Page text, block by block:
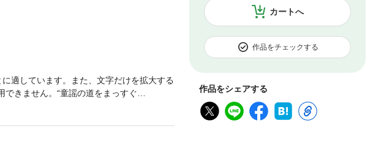
カートへ
作品をチェックする
作品をシェアする
適しています。また、文字だけを拡大する
きません。“童謡の道をまっすぐ
年、今日まで歩いてまいりました。その道